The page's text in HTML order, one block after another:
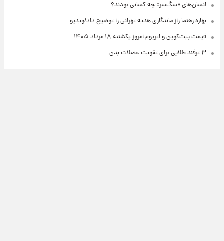
انسان‌های «سگ‌سر» چه کسانی بودند؟
بهاره رهنما راز ماندگاری هدیه تهرانی را توضیح داد/ویدیو
قیمت بیت‌کوین و اتریوم امروز یکشنبه ۱۸ مرداد ۱۴۰۵
۳ ترفند طلایی برای تقویت عضلات بدن